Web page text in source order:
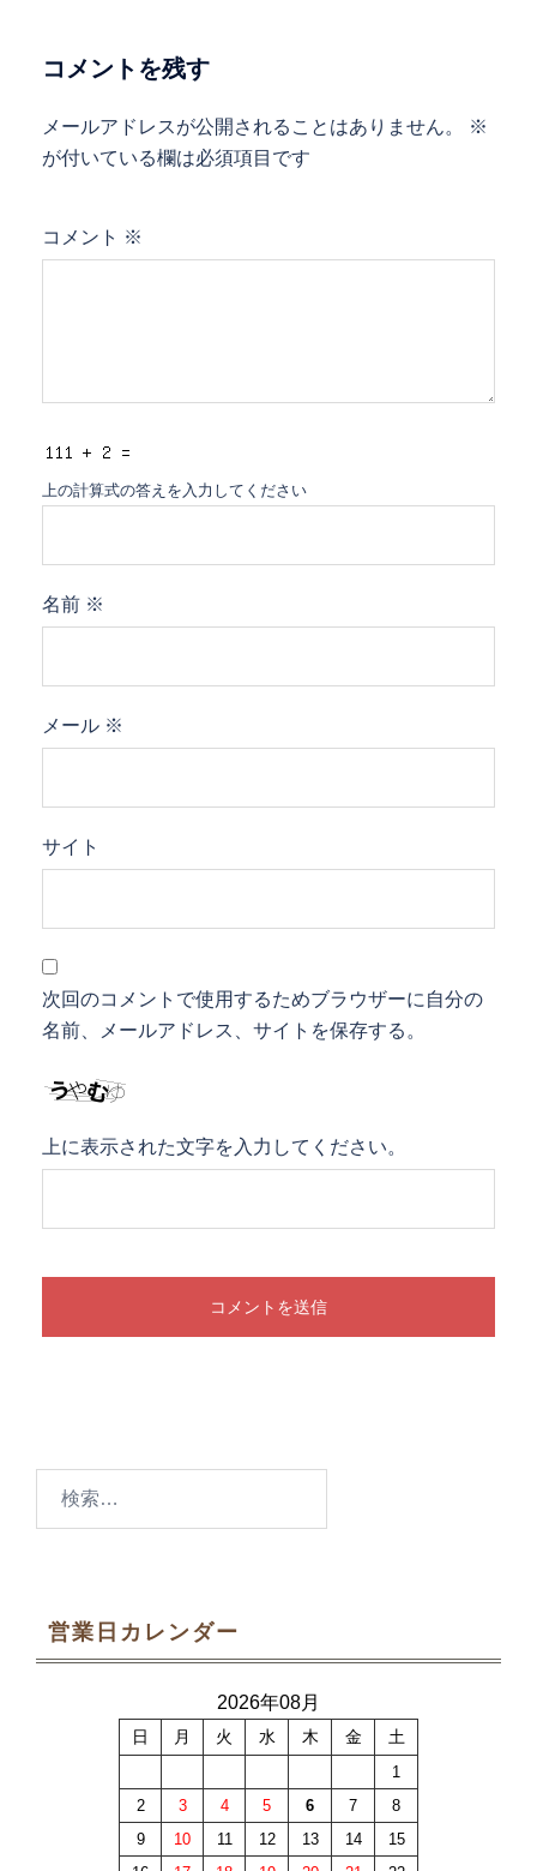
シ
ン
コメントを残す
メールアドレスが公開されることはありません。
※
が付いている欄は必須項目です
コメント ※
上の計算式の答えを入力してください
名前 ※
メール ※
サイト
次回のコメントで使用するためブラウザーに自分の
名前、メールアドレス、サイトを保存する。
上に表示された文字を入力してください。
営業日カレンダー
2026年08月
日 月 火 水 木 金 土
1
2
3 4 5 6 7
8
9
10 11 12 13 14
15